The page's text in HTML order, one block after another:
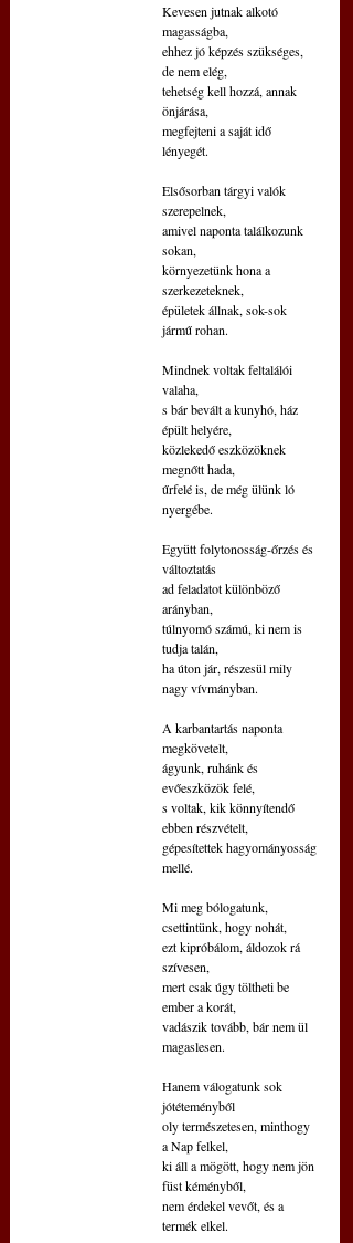
Kevesen jutnak alkotó
magasságba,
ehhez jó képzés szükséges,
de nem elég,
tehetség kell hozzá, annak
önjárása,
megfejteni a saját idő
lényegét.
Elsősorban tárgyi valók
szerepelnek,
amivel naponta találkozunk
sokan,
környezetünk hona a
szerkezeteknek,
épületek állnak, sok-sok
jármű rohan.
Mindnek voltak feltalálói
valaha,
s bár bevált a kunyhó, ház
épült helyére,
közlekedő eszközöknek
megnőtt hada,
űrfelé is, de még ülünk ló
nyergébe.
Együtt folytonosság-őrzés és
változtatás
ad feladatot különböző
arányban,
túlnyomó számú, ki nem is
tudja talán,
ha úton jár, részesül mily
nagy vívmányban.
A karbantartás naponta
megkövetelt,
ágyunk, ruhánk és
evőeszközök felé,
s voltak, kik könnyítendő
ebben részvételt,
gépesítettek hagyományosság
mellé.
Mi meg bólogatunk,
csettintünk, hogy nohát,
ezt kipróbálom, áldozok rá
szívesen,
mert csak úgy töltheti be
ember a korát,
vadászik tovább, bár nem ül
magaslesen.
Hanem válogatunk sok
jótéteményből
oly természetesen, minthogy
a Nap felkel,
ki áll a mögött, hogy nem jön
füst kéményből,
nem érdekel vevőt, és a
termék elkel.